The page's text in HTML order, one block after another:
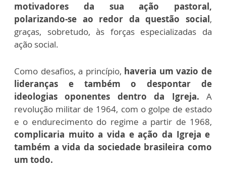
motivadores da sua ação pastoral,
polarizando-se ao redor da questão social,
graças, sobretudo, às forças especializadas da
ação social.
Como desafios, a princípio, haveria um vazio de
lideranças e também o despontar de
ideologias oponentes dentro da Igreja. A
revolução militar de 1964, com o golpe de estado
e o endurecimento do regime a partir de 1968,
complicaria muito a vida e ação da Igreja e
também a vida da sociedade brasileira como
um todo.